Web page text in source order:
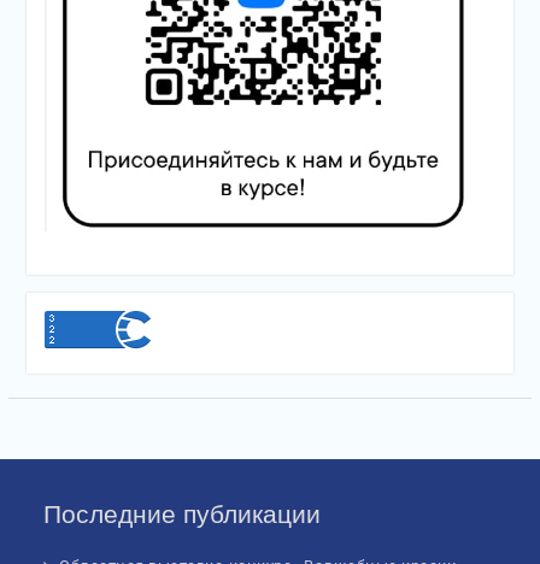
Последние публикации